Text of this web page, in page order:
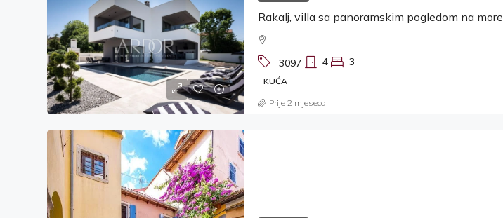
Rakalj, villa sa panoramskim pogledom na more
3097 4 3
KUĆA
Prije 2 mjeseca